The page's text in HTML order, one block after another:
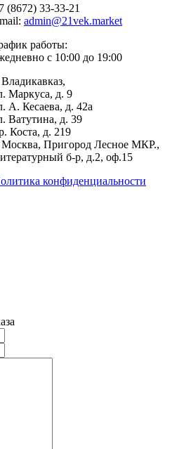
(8672) 33-33-21
admin@21vek.market
работы:
с 10:00 до 19:00
Владикавказ,
Маркуса, д. 9
А. Кесаева, д. 42а
Ватутина, д. 39
Коста, д. 219
Москва, Пригород Лесное МКР.,
б-р, д.2, оф.15
конфиденциальности